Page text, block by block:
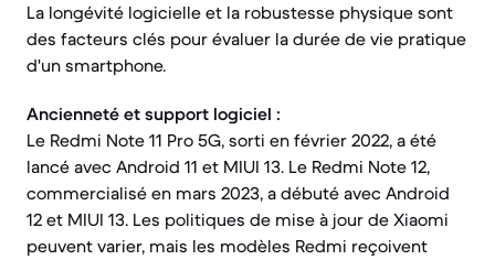
La longévité logicielle et la robustesse physique sont
des facteurs clés pour évaluer la durée de vie pratique
d'un smartphone.
Ancienneté et support logiciel :
Le Redmi Note 11 Pro 5G, sorti en février 2022, a été
lancé avec Android 11 et MIUI 13. Le Redmi Note 12,
commercialisé en mars 2023, a débuté avec Android
12 et MIUI 13. Les politiques de mise à jour de Xiaomi
peuvent varier, mais les modèles Redmi reçoivent